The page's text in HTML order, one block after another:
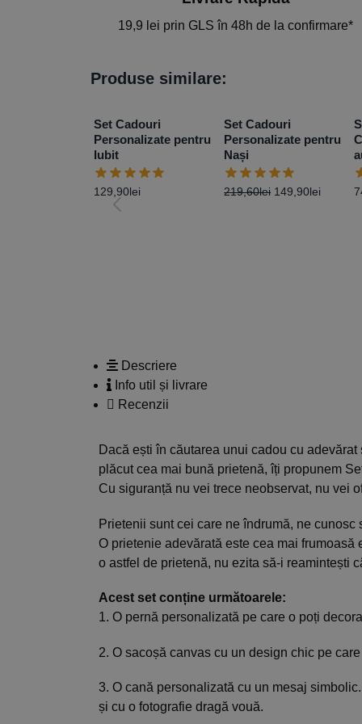
19,9 lei prin GLS în 48h de la confirmare*
Produse similare:
Set Cadouri
Personalizate pentru
Iubit
129,90lei
Set Cadouri
Personalizate pentru
Nași
219,60lei 149,90lei
Descriere
Info util și livrare
Recenzii
Dacă ești în căutarea unui cadou cu
plăcut cea mai bună prietenă, îți propunem
Cu siguranță nu vei trece neobservat, nu vei
Prietenii sunt cei care ne îndrumă, ne
O prietenie adevărată este cea mai
o astfel de prietenă, nu ezita să-i reamintești
Acest set conține următoarele:
1. O pernă personalizată pe care o poți
2. O sacoșă canvas cu un design chic pe
3. O cană personalizată cu un mesaj
și cu o fotografie dragă vouă.